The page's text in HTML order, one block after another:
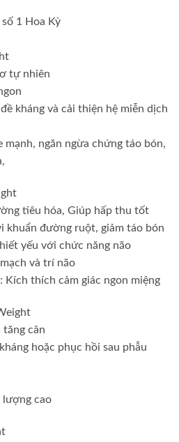
1 Hoa Kỳ
tự nhiên
kháng và cải thiện hệ miễn dịch
ngăn ngừa chứng táo bón,
tiêu hóa, Giúp hấp thu tốt
khuẩn đường ruột, giảm táo bón
yếu với chức năng não
và trí não
Kích thích cảm giác ngon miệng
tăng cân
hoặc phục hồi sau phẫu
lượng cao